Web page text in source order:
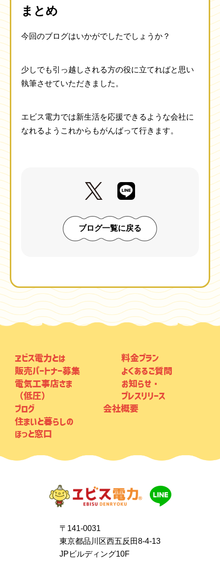
まとめ
今回のブログはいかがでしたでしょうか？
少しでも引っ越しされる方の役に立てればと思い
執筆させていただきました。
エビス電力では新生活を応援できるような会社に
なれるようこれからもがんばって行きます。
ブログ一覧に戻る
ヱビス電力とは
料金プラン
販売パートナー募集
よくあるご質問
電気工事店さま
（低圧）
お知らせ・
プレスリリース
ブログ
会社概要
住まいと暮らしの
ほっと窓口
〒141-0031
東京都品川区西五反田8-4-13
JPビルディング10F